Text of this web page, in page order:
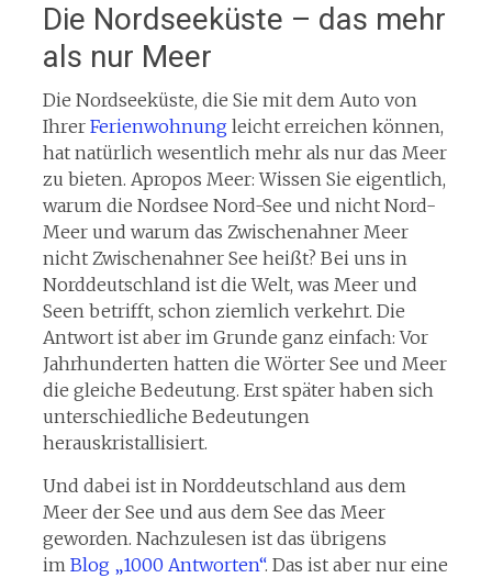
Die Nordseeküste – das mehr
als nur Meer
Die Nordseeküste, die Sie mit dem Auto von
Ihrer Ferienwohnung leicht erreichen können,
hat natürlich wesentlich mehr als nur das Meer
zu bieten. Apropos Meer: Wissen Sie eigentlich,
warum die Nordsee Nord-See und nicht Nord-
Meer und warum das Zwischenahner Meer
nicht Zwischenahner See heißt? Bei uns in
Norddeutschland ist die Welt, was Meer und
Seen betrifft, schon ziemlich verkehrt. Die
Antwort ist aber im Grunde ganz einfach: Vor
Jahrhunderten hatten die Wörter See und Meer
die gleiche Bedeutung. Erst später haben sich
unterschiedliche Bedeutungen
herauskristallisiert.
Und dabei ist in Norddeutschland aus dem
Meer der See und aus dem See das Meer
geworden. Nachzulesen ist das übrigens
im Blog „1000 Antworten“. Das ist aber nur eine